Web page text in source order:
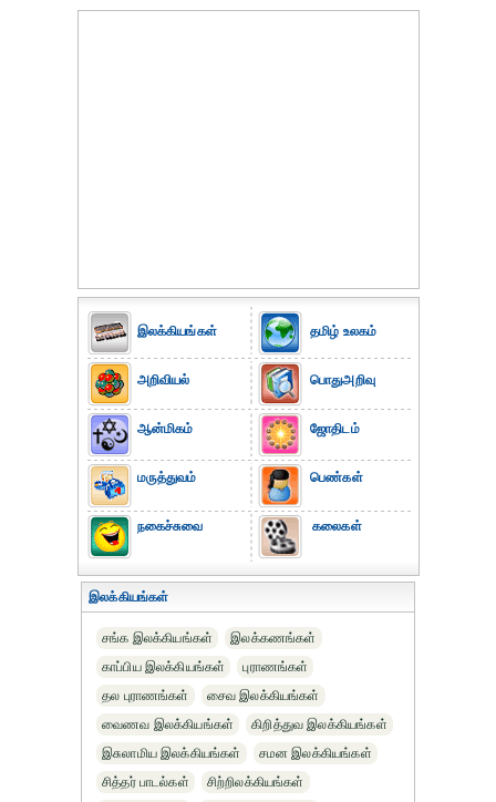
இலக்கியங்கள்
அறிவியல்
ஆன்மிகம்
மருத்துவம்
நகைச்சுவை
தமிழ் உலகம்
பொதுஅறிவு
ஜோதிடம்
பெண்கள்
கலைகள்
இலக்கியங்கள்
சங்க இலக்கியங்கள்
இலக்கணங்கள்
காப்பிய இலக்கியங்கள்
புராணங்கள்
தல புராணங்கள்
சைவ இலக்கியங்கள்
வைணவ இலக்கியங்கள்
கிறித்துவ இலக்கியங்கள்
இசுலாமிய இலக்கியங்கள்
சமன இலக்கியங்கள்
சித்தர் பாடல்கள்
சிற்றிலக்கியங்கள்